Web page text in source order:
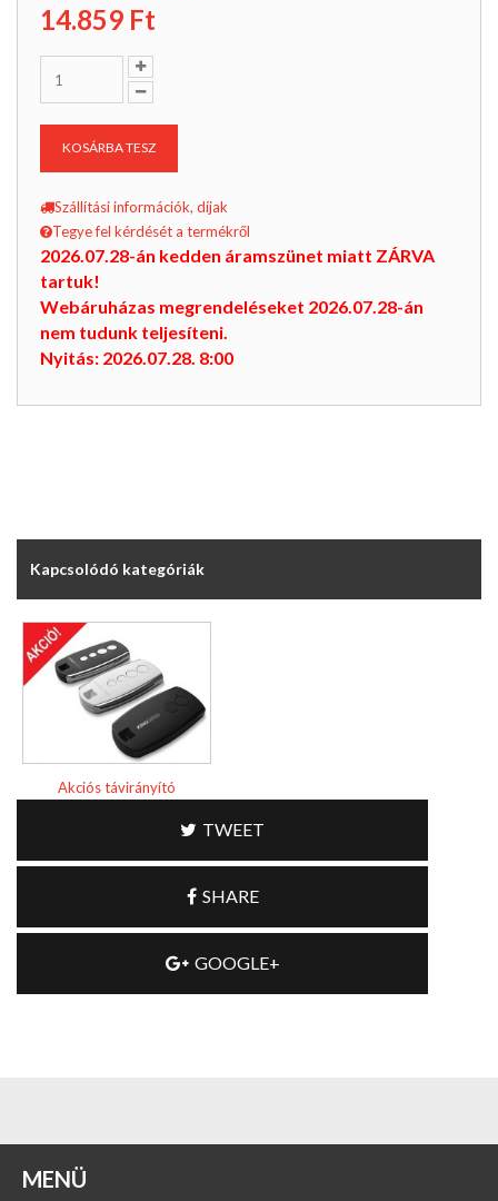
14.859 Ft
KOSÁRBA TESZ
Szállítási információk, díjak
Tegye fel kérdését a termékről
2026.07.28-án kedden áramszünet miatt ZÁRVA
tartuk!
Webáruházas megrendeléseket 2026.07.28-án
nem tudunk teljesíteni.
Nyitás: 2026.07.28. 8:00
Kapcsolódó kategóriák
Akciós távirányító
TWEET
SHARE
GOOGLE+
MENÜ